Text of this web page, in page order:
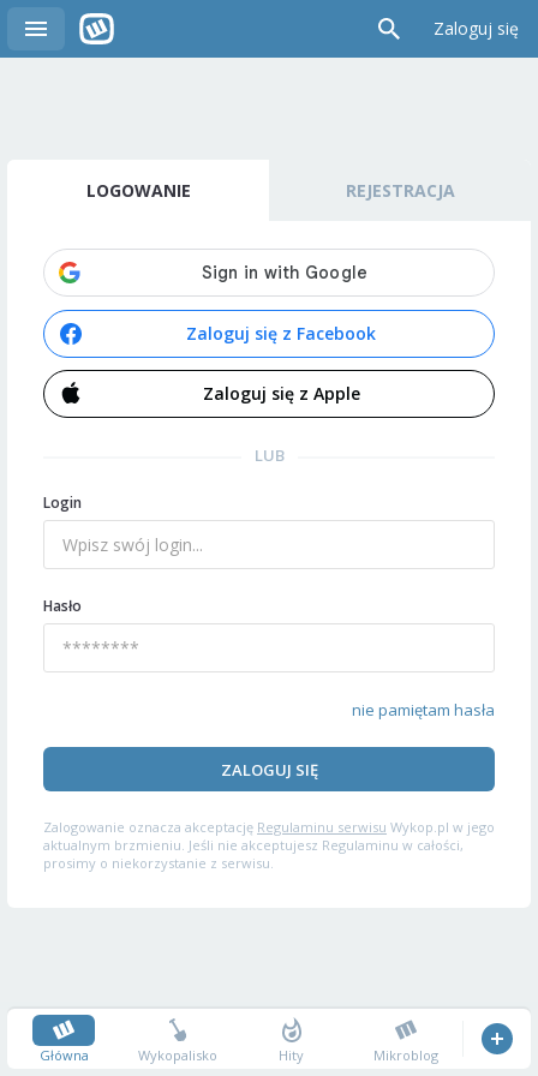
Zaloguj się
LOGOWANIE REJESTRACJA
Zaloguj się z Facebook
Zaloguj się z Apple
LUB
Login
Hasło
nie pamiętam hasła
ZALOGUJ SIĘ
Zalogowanie oznacza akceptację Regulaminu serwisu Wykop.pl w jego
aktualnym brzmieniu. Jeśli nie akceptujesz Regulaminu w całości,
prosimy o niekorzystanie z serwisu.
Główna Wykopalisko Hity Mikroblog